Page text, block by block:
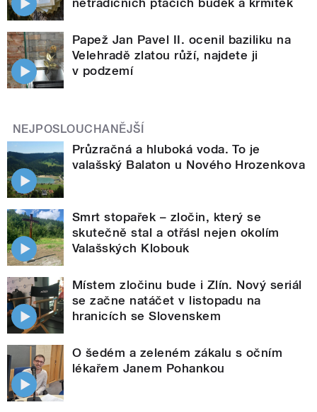
Papež Jan Pavel II. ocenil baziliku na
Velehradě zlatou růží, najdete ji
v podzemí
NEJPOSLOUCHANĚJŠÍ
Průzračná a hluboká voda. To je
valašský Balaton u Nového Hrozenkova
Smrt stopařek – zločin, který se
skutečně stal a otřásl nejen okolím
Valašských Klobouk
Místem zločinu bude i Zlín. Nový seriál
se začne natáčet v listopadu na
hranicích se Slovenskem
O šedém a zeleném zákalu s očním
lékařem Janem Pohankou